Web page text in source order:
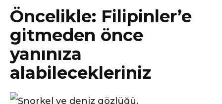
Öncelikle: Filipinler’e
gitmeden önce
yanınıza
alabilecekleriniz